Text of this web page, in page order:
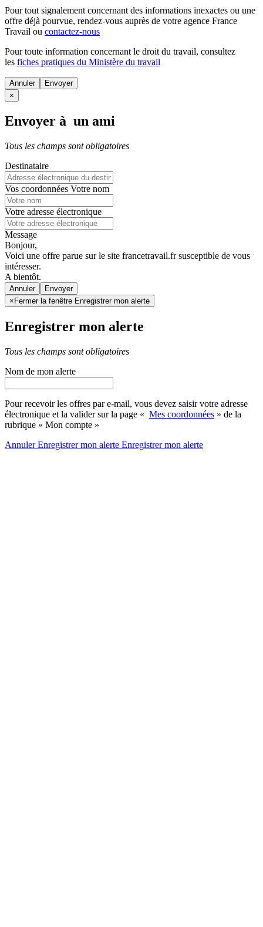
Pour tout signalement concernant des informations inexactes ou une
offre déjà pourvue, rendez-vous auprès de votre agence France
Travail ou contactez-nous
Pour toute information concernant le droit du travail, consultez
les fiches pratiques du Ministère du travail
Annuler
×
Envoyer à un ami
Tous les champs sont obligatoires
Destinataire
Vos coordonnées Votre nom
Votre adresse électronique
Message
Bonjour,
Voici une offre parue sur le site francetravail.fr susceptible de vous
intéresser.
A bientôt.
Annuler
× Fermer la fenêtre Enregistrer mon alerte
Enregistrer mon alerte
Tous les champs sont obligatoires
Nom de mon alerte
Pour recevoir les offres par e-mail, vous devez saisir votre adresse
électronique et la valider sur la page « Mes coordonnées » de la
rubrique « Mon compte »
AnnulerEnregistrer mon alerte Enregistrermon alerte